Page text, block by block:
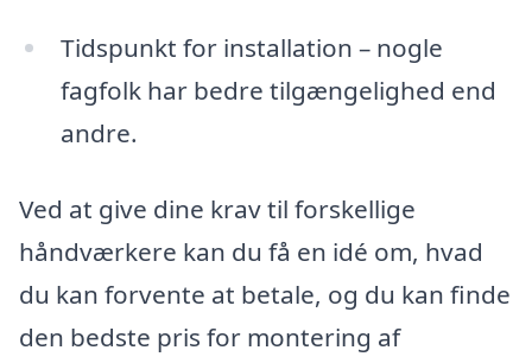
Tidspunkt for installation – nogle
fagfolk har bedre tilgængelighed end
andre.
Ved at give dine krav til forskellige
håndværkere kan du få en idé om, hvad
du kan forvente at betale, og du kan finde
den bedste pris for montering af